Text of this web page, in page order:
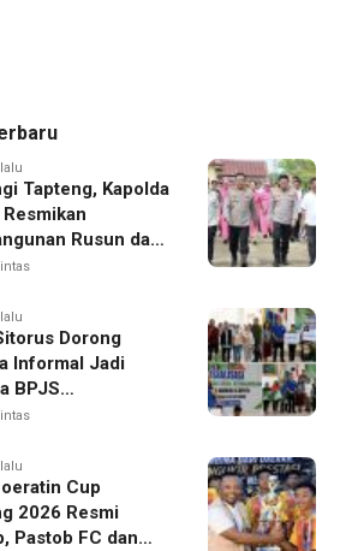
Tapteng, Kapolda
Rusun dan
Polsek
Dorong
Informal Jadi
BPJS
Manfaat
Cup
2026 Resmi
Pastob FC dan